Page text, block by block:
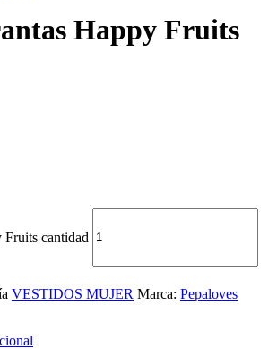
Happy Fruits
Fruits cantidad
VESTIDOS MUJER Marca: Pepaloves